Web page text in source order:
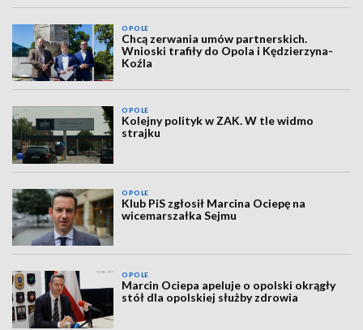
OPOLE
Chcą zerwania umów partnerskich.
Wnioski trafiły do Opola i Kędzierzyna-
Koźla
OPOLE
Kolejny polityk w ZAK. W tle widmo
strajku
OPOLE
Klub PiS zgłosił Marcina Ociepę na
wicemarszałka Sejmu
OPOLE
Marcin Ociepa apeluje o opolski okrągły
stół dla opolskiej służby zdrowia